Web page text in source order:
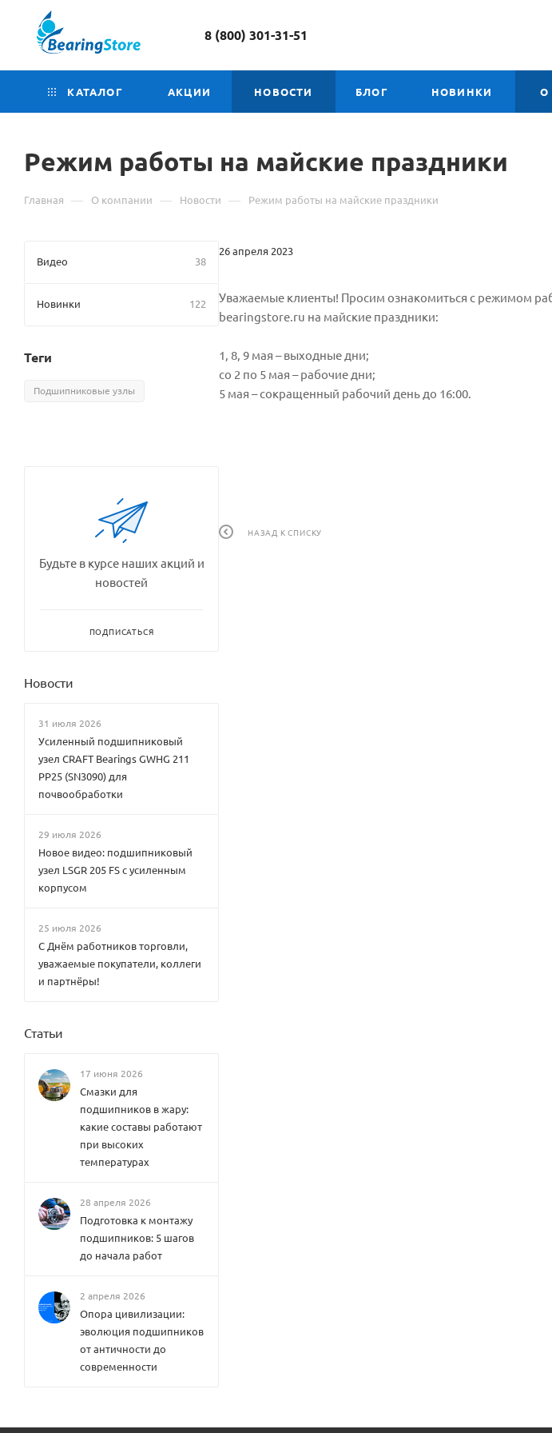
8 (800) 301-31-51
КАТАЛОГ АКЦИИ НОВОСТИ БЛОГ НОВИНКИ О
Режим работы на майские праздники
Главная — О компании — Новости — Режим работы на майские праздники
26 апреля 2023
Уважаемые клиенты! Просим ознакомиться с режимом
bearingstore.ru на майские праздники:
1, 8, 9 мая – выходные дни;
со 2 по 5 мая – рабочие дни;
5 мая – сокращенный рабочий день до 16:00.
НАЗАД К СПИСКУ
Видео 38
Новинки 122
Теги
Подшипниковые узлы
Будьте в курсе наших акций и
новостей
ПОДПИСАТЬСЯ
Новости
31 июля 2026
Усиленный подшипниковый
узел CRAFT Bearings GWHG 211
PP25 (SN3090) для
почвообработки
29 июля 2026
Новое видео: подшипниковый
узел LSGR 205 FS с усиленным
корпусом
25 июля 2026
С Днём работников торговли,
уважаемые покупатели, коллеги
и партнёры!
Статьи
17 июня 2026
Смазки для
подшипников в жару:
какие составы работают
при высоких
температурах
28 апреля 2026
Подготовка к монтажу
подшипников: 5 шагов
до начала работ
2 апреля 2026
Опора цивилизации:
эволюция подшипников
от античности до
современности